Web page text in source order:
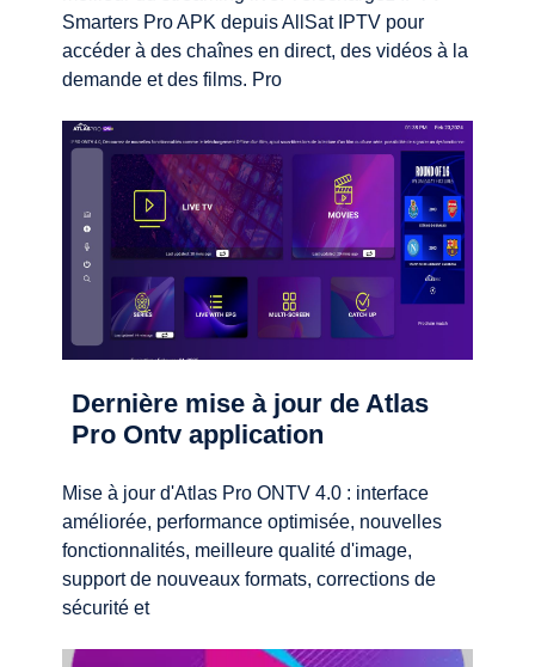
Smarters Pro APK depuis AllSat IPTV pour
accéder à des chaînes en direct, des vidéos à la
demande et des films. Pro
Dernière mise à jour de Atlas
Pro Ontv application
Mise à jour d'Atlas Pro ONTV 4.0 : interface
améliorée, performance optimisée, nouvelles
fonctionnalités, meilleure qualité d'image,
support de nouveaux formats, corrections de
sécurité et